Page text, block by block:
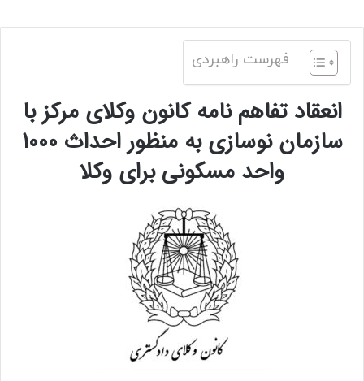
فهرست راهبردی
انعقاد تفاهم نامه کانون وکلای مرکز با
سازمان نوسازی به منظور احداث 1000
واحد مسکونی برای وکلا